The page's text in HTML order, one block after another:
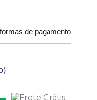
de pagamento